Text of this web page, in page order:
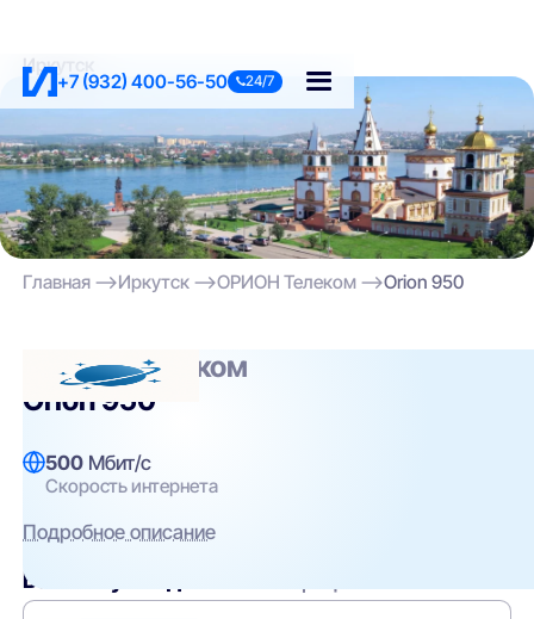
+7 (932) 400-56-50 24/7
Иркутск
Главная Иркутск ОРИОН Телеком Orion 950
ОРИОН Телеком
Orion 950
500 Мбит/с
Скорость интернета
Подробное описание
Вам могут подойти